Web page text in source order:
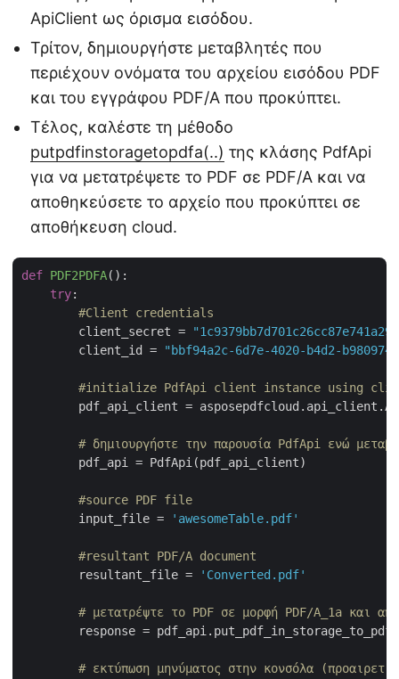
ApiClient ως όρισμα εισόδου.
Τρίτον, δημιουργήστε μεταβλητές που
περιέχουν ονόματα του αρχείου εισόδου PDF
και του εγγράφου PDF/A που προκύπτει.
Τέλος, καλέστε τη μέθοδο
putpdfinstoragetopdfa(..) της κλάσης PdfApi
για να μετατρέψετε το PDF σε PDF/A και να
αποθηκεύσετε το αρχείο που προκύπτει σε
αποθήκευση cloud.
def PDF2PDFA():
try:
#Client credentials
        client_secret =
        client_id =
"bbf94a2c-6d7e-4020-b4d2-
#initialize PdfApi client instance using
pdf_api_client =
# δημιουργήστε την παρουσία PdfApi ενώ
        pdf_api = PdfApi(pdf_api_client)
#source PDF file
        input_file =
'awesomeTable.pdf'
#resultant PDF/A document
        resultant_file =
'Converted.pdf'
# μετατρέψτε το PDF σε μορφή PDF/A_1a και
response =
# εκτύπωση μηνύματος στην κονσόλα